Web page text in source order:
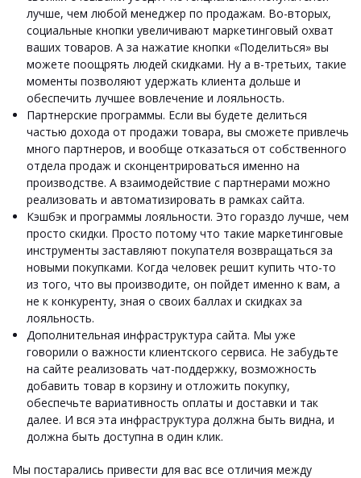
лучше, чем любой менеджер по продажам. Во-вторых,
социальные кнопки увеличивают маркетинговый охват
ваших товаров. А за нажатие кнопки «Поделиться» вы
можете поощрять людей скидками. Ну а в-третьих, такие
моменты позволяют удержать клиента дольше и
обеспечить лучшее вовлечение и лояльность.
Партнерские программы. Если вы будете делиться
частью дохода от продажи товара, вы сможете привлечь
много партнеров, и вообще отказаться от собственного
отдела продаж и сконцентрироваться именно на
производстве. А взаимодействие с партнерами можно
реализовать и автоматизировать в рамках сайта.
Кэшбэк и программы лояльности. Это гораздо лучше, чем
просто скидки. Просто потому что такие маркетинговые
инструменты заставляют покупателя возвращаться за
новыми покупками. Когда человек решит купить что-то
из того, что вы производите, он пойдет именно к вам, а
не к конкуренту, зная о своих баллах и скидках за
лояльность.
Дополнительная инфраструктура сайта. Мы уже
говорили о важности клиентского сервиса. Не забудьте
на сайте реализовать чат-поддержку, возможность
добавить товар в корзину и отложить покупку,
обеспечьте вариативность оплаты и доставки и так
далее. И вся эта инфраструктура должна быть видна, и
должна быть доступна в один клик.
Мы постарались привести для вас все отличия между